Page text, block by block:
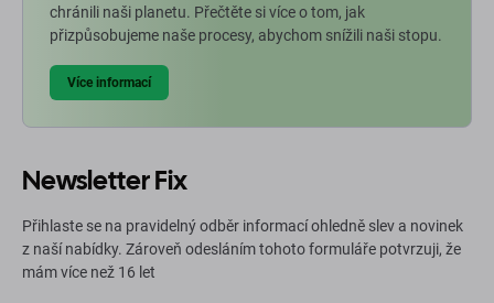
chránili naši planetu. Přečtěte si více o tom, jak
přizpůsobujeme naše procesy, abychom snížili naši stopu.
Více informací
Newsletter Fix
Přihlaste se na pravidelný odběr informací ohledně slev a novinek
z naší nabídky. Zároveň odesláním tohoto formuláře potvrzuji, že
mám více než 16 let